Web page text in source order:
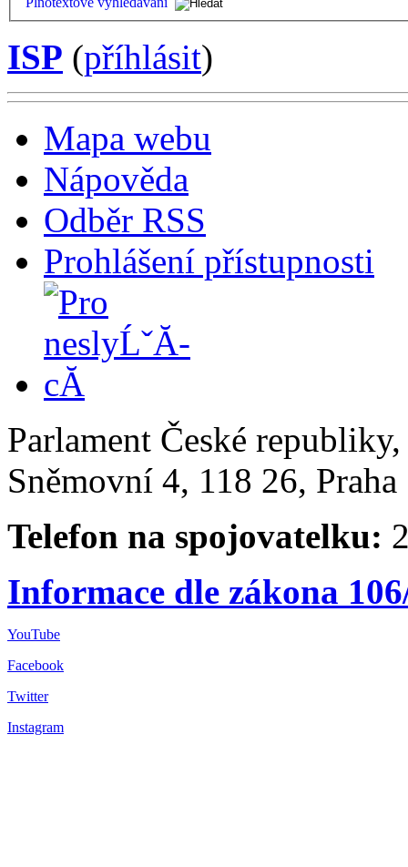
ISP (příhlásit)
Mapa webu
Nápověda
Odběr RSS
Prohlášení přístupnosti
Parlament České
Sněmovní 4, 118 26,
Telefon na spojovatelku:
Informace dle zákona
YouTube
Facebook
Twitter
Instagram